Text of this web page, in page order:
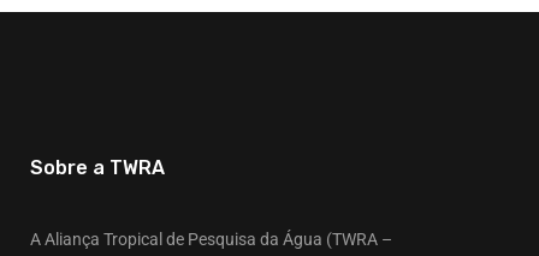
Sobre a TWRA
A Aliança Tropical de Pesquisa da Água (TWRA –